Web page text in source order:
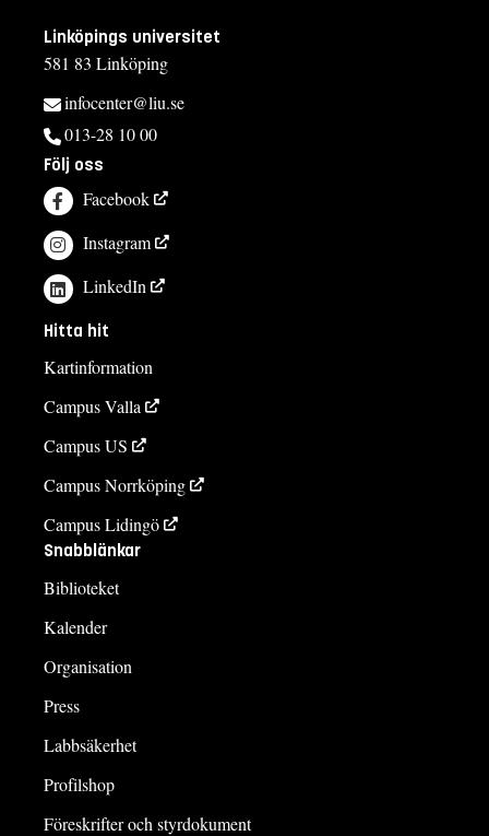
Linköpings universitet
581 83 Linköping
infocenter@liu.se
013-28 10 00
Följ oss
Facebook
Instagram
LinkedIn
Hitta hit
Kartinformation
Campus Valla
Campus US
Campus Norrköping
Campus Lidingö
Snabblänkar
Biblioteket
Kalender
Organisation
Press
Labbsäkerhet
Profilshop
Föreskrifter och styrdokument